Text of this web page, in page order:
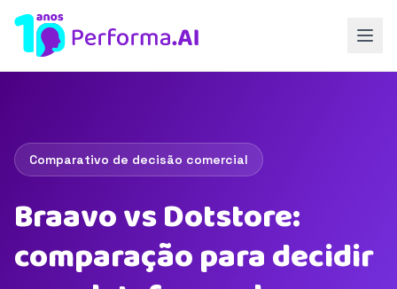
Comparativo de decisão comercial
Braavo vs Dotstore:
comparação para decidir